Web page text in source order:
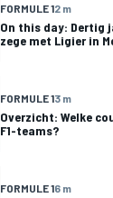
FORMULE 12 m
On this day: Dertig
zege met Ligier in
FORMULE 13 m
Overzicht: Welke
F1-teams?
FORMULE 16 m